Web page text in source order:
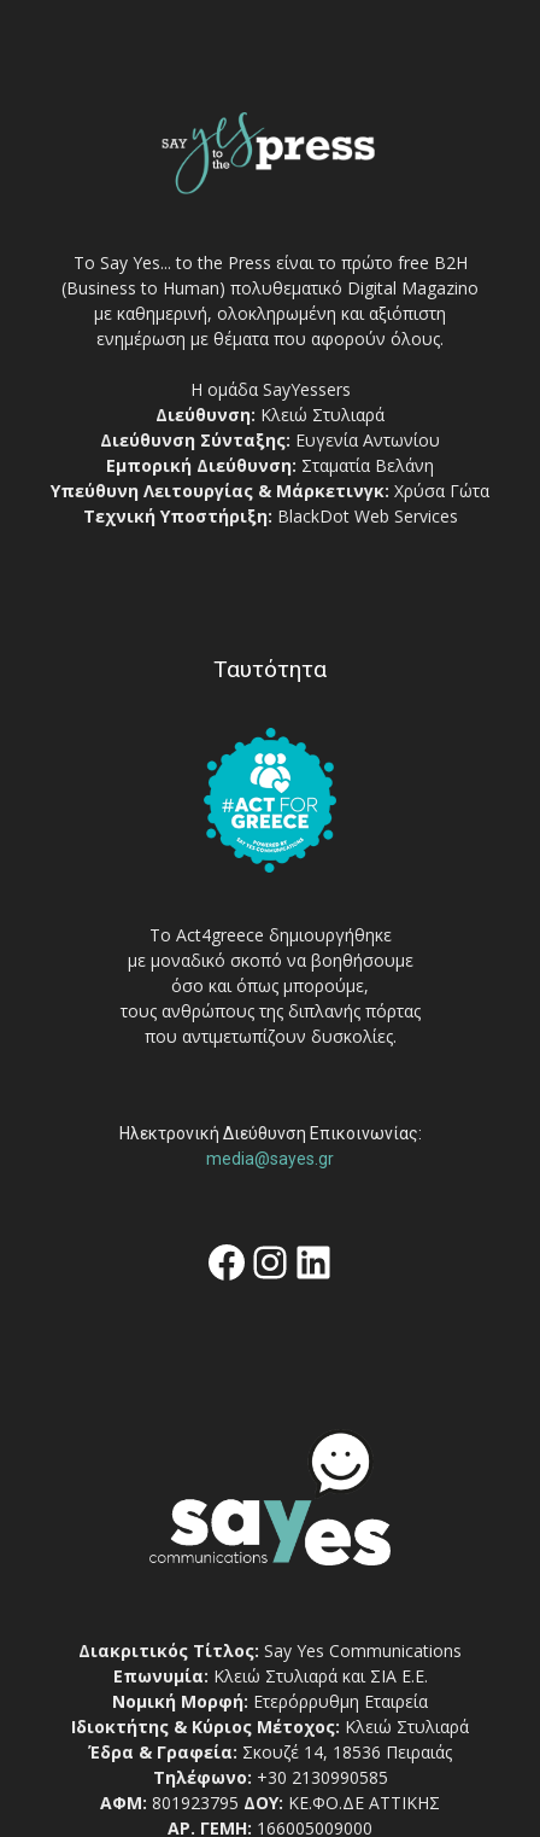
Το Say Yes... to the Press είναι το πρώτο free Β2Η
(Business to Human) πολυθεματικό Digital Magazino
με καθημερινή, ολοκληρωμένη και αξιόπιστη
ενημέρωση με θέματα που αφορούν όλους.
Η ομάδα SayYessers
Διεύθυνση: Κλειώ Στυλιαρά
Διεύθυνση Σύνταξης: Ευγενία Αντωνίου
Εμπορική Διεύθυνση: Σταματία Βελάνη
Υπεύθυνη Λειτουργίας & Μάρκετινγκ: Χρύσα Γώτα
Τεχνική Υποστήριξη: BlackDot Web Services
Ταυτότητα
Το Act4greece δημιουργήθηκε
με μοναδικό σκοπό να βοηθήσουμε
όσο και όπως μπορούμε,
τους ανθρώπους της διπλανής πόρτας
που αντιμετωπίζουν δυσκολίες.
Ηλεκτρονική Διεύθυνση Επικοινωνίας:
media@sayes.gr
Facebook
Instagram
Linkedin
Διακριτικός Τίτλος: Say Yes Communications
Επωνυμία: Κλειώ Στυλιαρά και ΣΙΑ Ε.Ε.
Νομική Μορφή: Ετερόρρυθμη Εταιρεία
Ιδιοκτήτης & Κύριος Μέτοχος: Κλειώ Στυλιαρά
Έδρα & Γραφεία: Σκουζέ 14, 18536 Πειραιάς
Τηλέφωνο: +30 2130990585
ΑΦΜ: 801923795 ΔΟΥ: ΚΕ.ΦΟ.ΔΕ ΑΤΤΙΚΗΣ
ΑΡ. ΓΕΜΗ: 166005009000